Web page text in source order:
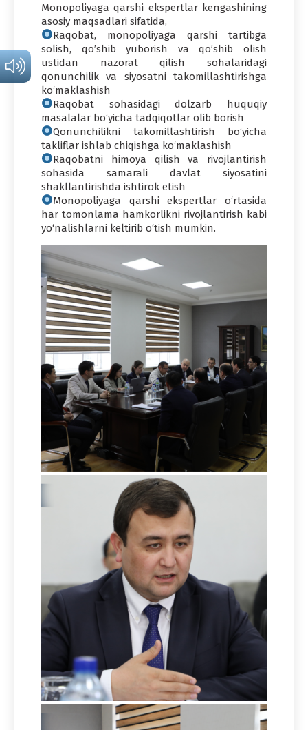
Monopoliyaga qarshi ekspertlar kengashining
asosiy maqsadlari sifatida,
Raqobat, monopoliyaga qarshi tartibga
solish, qo’shib yuborish va qo’shib olish
ustidan nazorat qilish sohalaridagi
qonunchilik va siyosatni takomillashtirishga
ko‘maklashish
Raqobat sohasidagi dolzarb huquqiy
masalalar bo‘yicha tadqiqotlar olib borish
Qonunchilikni takomillashtirish bo‘yicha
takliflar ishlab chiqishga ko‘maklashish
Raqobatni himoya qilish va rivojlantirish
sohasida samarali davlat siyosatini
shakllantirishda ishtirok etish
Monopoliyaga qarshi ekspertlar o‘rtasida
har tomonlama hamkorlikni rivojlantirish kabi
yo‘nalishlarni keltirib o‘tish mumkin.